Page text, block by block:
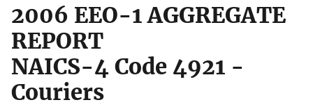
2006 EEO-1 AGGREGATE
REPORT
NAICS-4 Code 4921 -
Couriers